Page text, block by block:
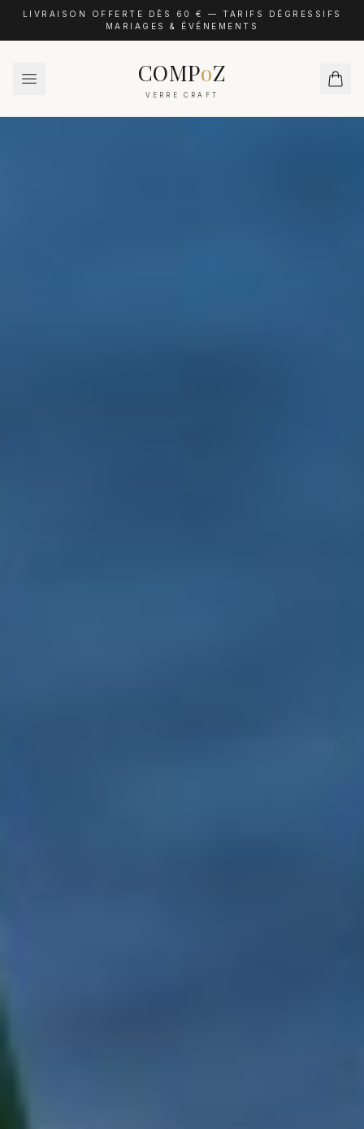
LIVRAISON OFFERTE DÈS 60 € — TARIFS DÉGRESSIFS
MARIAGES & ÉVÉNEMENTS
COMPoZ
VERRE CRAFT